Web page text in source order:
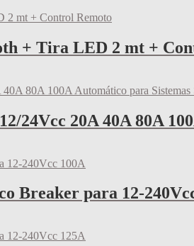
+ Tira LED 2 mt +
24Vcc 20A 40A 80A
Breaker para 12-